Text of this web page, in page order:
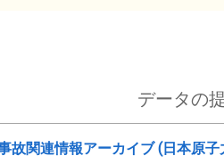
データの
故関連情報アーカイブ (日本原